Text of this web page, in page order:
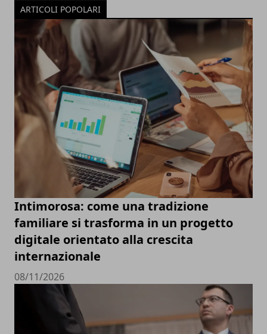
ARTICOLI POPOLARI
Intimorosa: come una tradizione
familiare si trasforma in un progetto
digitale orientato alla crescita
internazionale
08/11/2026